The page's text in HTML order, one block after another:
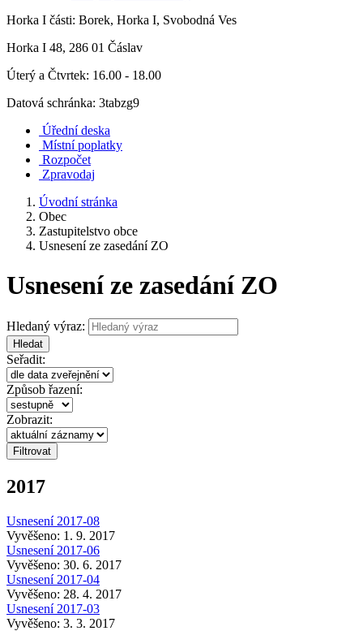
Horka I části: Borek, Horka I, Svobodná Ves
Horka I 48, 286 01 Čáslav
Úterý a Čtvrtek: 16.00 - 18.00
Datová schránka: 3tabzg9
Úřední deska
Místní poplatky
Rozpočet
Zpravodaj
Úvodní stránka
Obec
Zastupitelstvo obce
Usnesení ze zasedání ZO
Usnesení ze zasedání ZO
Hledaný výraz:
Hledat
Seřadit:
Způsob řazení:
Zobrazit:
2017
Usnesení 2017-08
Vyvěšeno: 1. 9. 2017
Usnesení 2017-06
Vyvěšeno: 30. 6. 2017
Usnesení 2017-04
Vyvěšeno: 28. 4. 2017
Usnesení 2017-03
Vyvěšeno: 3. 3. 2017